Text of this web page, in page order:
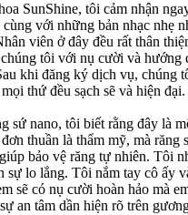
SunShine, tôi cảm nhận
với những bản nhạc nhẹ
viên ở đây đều rất thân
tôi với nụ cười và hướng
khi đăng ký dịch vụ, chúng
thứ đều sạch sẽ và hiện đại.
sứ nano, tôi biết rằng đây là
thuần là thẩm mỹ, mà răng
bảo vệ răng tự nhiên. Tôi
sự lo lắng. Tôi nắm tay cô ấy
sẽ có nụ cười hoàn hảo mà
an tâm dần hiện rõ trên